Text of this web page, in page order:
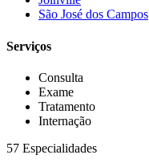
São José dos Campos
Serviços
Consulta
Exame
Tratamento
Internação
57 Especialidades